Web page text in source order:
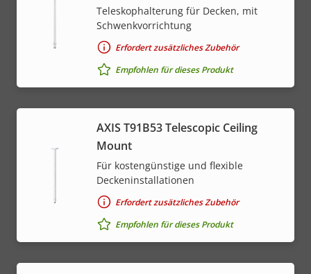
Teleskophalterung für Decken, mit
Schwenkvorrichtung
Erfordert zusätzliches Zubehör
Empfohlen für dieses Produkt
AXIS T91B53 Telescopic Ceiling
Mount
Für kostengünstige und flexible
Deckeninstallationen
Erfordert zusätzliches Zubehör
Empfohlen für dieses Produkt